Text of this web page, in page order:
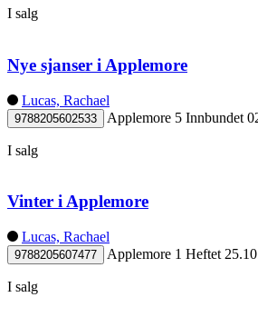
I salg
Nye sjanser i Applemore
Lucas, Rachael
9788205602533 Applemore 5 Innbundet
I salg
Vinter i Applemore
Lucas, Rachael
9788205607477 Applemore 1 Heftet
I salg